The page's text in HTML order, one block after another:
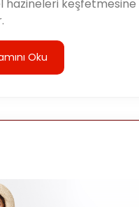
hazineleri
Oku